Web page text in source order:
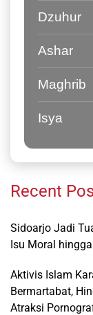
Dzuhur
Ashar
Maghrib
Isya
Recent
Sidoarjo Jadi
Isu Moral
Aktivis Islam
Bermartabat,
Atraksi